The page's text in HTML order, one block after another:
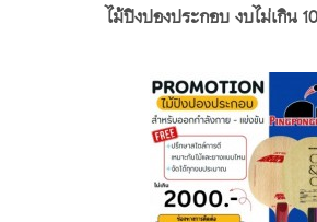
ไม้ปิงปองประกอบ งบไม่เกิน